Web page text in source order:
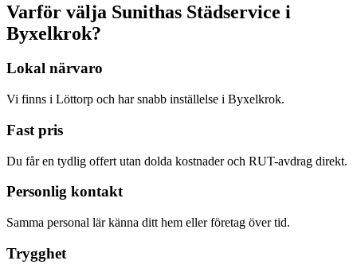
Varför välja Sunithas Städservice i
Byxelkrok?
Lokal närvaro
Vi finns i Löttorp och har snabb inställelse i Byxelkrok.
Fast pris
Du får en tydlig offert utan dolda kostnader och RUT-avdrag direkt.
Personlig kontakt
Samma personal lär känna ditt hem eller företag över tid.
Trygghet